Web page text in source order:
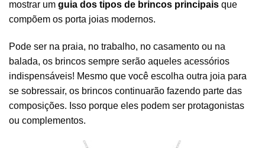
mostrar um guia dos tipos de brincos principais que
compõem os porta joias modernos.
Pode ser na praia, no trabalho, no casamento ou na
balada, os brincos sempre serão aqueles acessórios
indispensáveis! Mesmo que você escolha outra joia para
se sobressair, os brincos continuarão fazendo parte das
composições. Isso porque eles podem ser protagonistas
ou complementos.